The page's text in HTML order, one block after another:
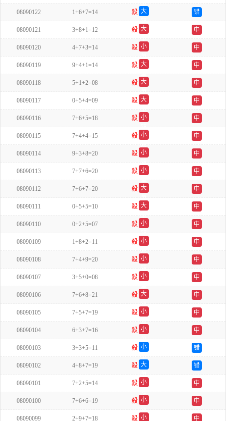
08090122 1+6+7=14 殺 大
错
08090121 3+8+1=12 殺 大
中
08090120 4+7+3=14 殺 小
中
08090119 9+4+1=14 殺 大
中
08090118 5+1+2=08 殺 大
中
08090117 0+5+4=09 殺 大
中
08090116 7+6+5=18 殺 小
中
08090115 7+4+4=15 殺 小
中
08090114 9+3+8=20 殺 小
中
08090113 7+7+6=20 殺 小
中
08090112 7+6+7=20 殺 大
中
08090111 0+5+5=10 殺 大
中
08090110 0+2+5=07 殺 小
中
08090109 1+8+2=11 殺 小
中
08090108 7+4+9=20 殺 小
中
08090107 3+5+0=08 殺 小
中
08090106 7+6+8=21 殺 大
中
08090105 7+5+7=19 殺 小
中
08090104 6+3+7=16 殺 小
中
08090103 3+3+5=11 殺 小
错
08090102 4+8+7=19 殺 大
错
08090101 7+2+5=14 殺 小
中
08090100 7+6+6=19 殺 小
中
08090099 2+9+7=18 殺 小 中